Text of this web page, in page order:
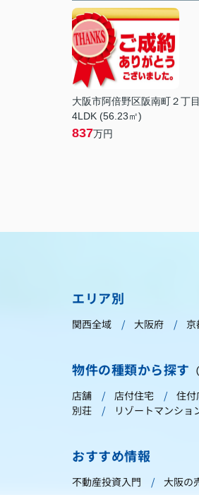
大阪市阿倍野区阪南町２丁目
4LDK (56.23㎡)
837万円
エリア別
関西全域 大阪府
物件の種類から探す
店舗
店付住宅 住付
別荘
リゾートマンショ
おすすめ情報
不動産投資入門 大阪の